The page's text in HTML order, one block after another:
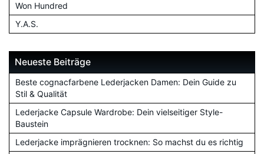
Won Hundred
Y.A.S.
Neueste Beiträge
Beste cognacfarbene Lederjacken Damen: Dein Guide zu
Stil & Qualität
Lederjacke Capsule Wardrobe: Dein vielseitiger Style-
Baustein
Lederjacke imprägnieren trocknen: So machst du es richtig